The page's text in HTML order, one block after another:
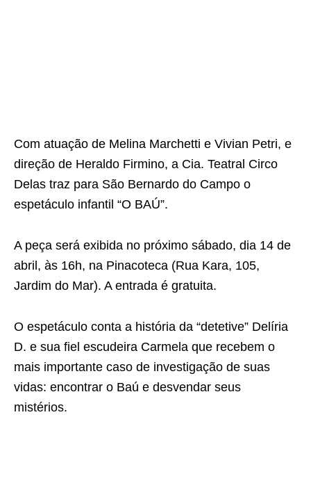
Com atuação de Melina Marchetti e Vivian Petri, e
direção de Heraldo Firmino, a Cia. Teatral Circo
Delas traz para São Bernardo do Campo o
espetáculo infantil “O BAÚ”.
A peça será exibida no próximo sábado, dia 14 de
abril, às 16h, na Pinacoteca (Rua Kara, 105,
Jardim do Mar). A entrada é gratuita.
O espetáculo conta a história da “detetive” Delíria
D. e sua fiel escudeira Carmela que recebem o
mais importante caso de investigação de suas
vidas: encontrar o Baú e desvendar seus
mistérios.